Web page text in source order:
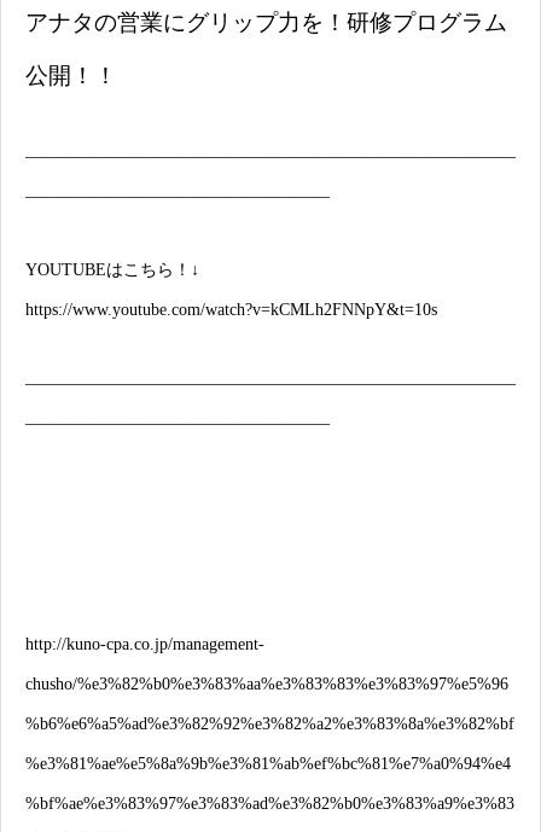
アナタの営業にグリップ力を！研修プログラム
公開！！
―――――――――――――――――――――――――――――
――――――――――――――――――
YOUTUBEはこちら！↓
https://www.youtube.com/watch?v=kCMLh2FNNpY&t=10s
―――――――――――――――――――――――――――――
――――――――――――――――――
http://kuno-cpa.co.jp/management-
chusho/%e3%82%b0%e3%83%aa%e3%83%83%e3%83%97%e5%96
%b6%e6%a5%ad%e3%82%92%e3%82%a2%e3%83%8a%e3%82%bf
%e3%81%ae%e5%8a%9b%e3%81%ab%ef%bc%81%e7%a0%94%e4
%bf%ae%e3%83%97%e3%83%ad%e3%82%b0%e3%83%a9%e3%83